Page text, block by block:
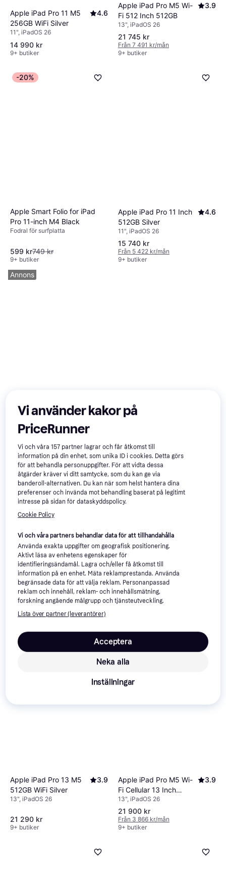
Apple iPad Pro 11 M5
256GB WiFi Silver
4.6
11", iPadOS 26
14 990 kr
9+ butiker
Apple iPad Pro M5 Wi-
Fi 512 Inch 512GB
3.9
13", iPadOS 26
21 745 kr
Från 7 491 kr/mån
9+ butiker
-20%
Apple Smart Folio for iPad
Pro 11-inch M4 Black
Fodral för surfplatta
599 kr749 kr
9+ butiker
Apple iPad Pro 11 Inch
512GB Silver
4.6
11", iPadOS 26
15 740 kr
Från 5 422 kr/mån
9+ butiker
Apple iPad Pro 2025
Wifi Standard Glass
12gb M5 256gb Silver
3.9
13", iPadOS 26
18 714 kr
Apple iPad Pro M5, 11-
inch, Wi-Fi + Cellular,
256GB, Standard Glass,
11", iPadOS 26
Apple iPad Pro 13 M5
512GB WiFi Silver
3.9
13", iPadOS 26
21 290 kr
9+ butiker
Apple iPad Pro M5 Wi-
Fi Cellular 13 Inch
256GB 12GB Silver
3.9
13", iPadOS 26
21 900 kr
Från 3 866 kr/mån
9+ butiker
Annons
Vi använder kakor på
PriceRunner
Vi och våra157 partner lagrar och får åtkomst till
information på din enhet, som unika ID i cookies. Detta görs
för att behandla personuppgifter. För att vidta dessa
åtgärder kräver vi ditt samtycke, som du kan ge via
banderoll-alternativen. Du kan när som helst hantera dina
preferenser och invända mot behandling baserat på legitimt
intresse på sidan för dataskyddspolicy.
Cookie Policy
Vi och våra partners behandlar data för att tillhandahålla
Använda exakta uppgifter om geografisk positionering.
Aktivt läsa av enhetens egenskaper för
identifieringsändamål. Lagra och/eller få åtkomst till
information på en enhet. Mäta reklamprestanda. Använda
begränsade data för att välja reklam. Personanpassad
reklam och innehåll, reklam- och innehållsmätning,
forskning angående målgrupp och tjänsteutveckling.
Lista över partner (leverantörer)
Neka alla
Acceptera
Inställningar